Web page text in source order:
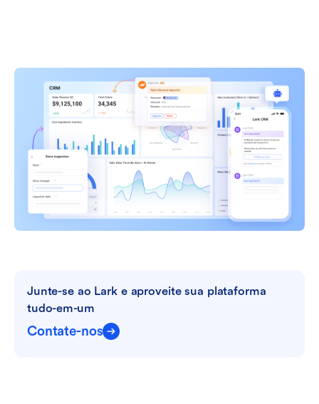
Junte-se ao Lark e aproveite sua plataforma
tudo-em-um
Contate-nos